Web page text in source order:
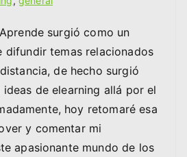
surgió como un
difundir temas relacionados
de hecho surgió
de elearning allá por el
hoy retomaré esa
y comentar mi
apasionante mundo de los